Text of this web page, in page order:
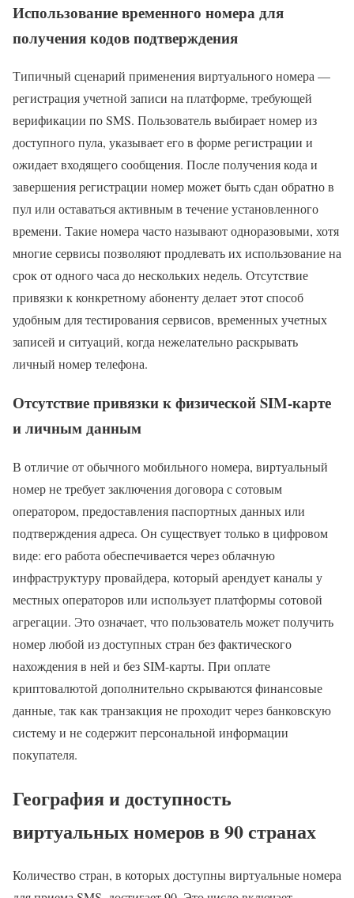
Использование временного номера для
получения кодов подтверждения
Типичный сценарий применения виртуального номера —
регистрация учетной записи на платформе, требующей
верификации по SMS. Пользователь выбирает номер из
доступного пула, указывает его в форме регистрации и
ожидает входящего сообщения. После получения кода и
завершения регистрации номер может быть сдан обратно в
пул или оставаться активным в течение установленного
времени. Такие номера часто называют одноразовыми, хотя
многие сервисы позволяют продлевать их использование на
срок от одного часа до нескольких недель. Отсутствие
привязки к конкретному абоненту делает этот способ
удобным для тестирования сервисов, временных учетных
записей и ситуаций, когда нежелательно раскрывать
личный номер телефона.
Отсутствие привязки к физической SIM-карте
и личным данным
В отличие от обычного мобильного номера, виртуальный
номер не требует заключения договора с сотовым
оператором, предоставления паспортных данных или
подтверждения адреса. Он существует только в цифровом
виде: его работа обеспечивается через облачную
инфраструктуру провайдера, который арендует каналы у
местных операторов или использует платформы сотовой
агрегации. Это означает, что пользователь может получить
номер любой из доступных стран без фактического
нахождения в ней и без SIM-карты. При оплате
криптовалютой дополнительно скрываются финансовые
данные, так как транзакция не проходит через банковскую
систему и не содержит персональной информации
покупателя.
География и доступность
виртуальных номеров в 90 странах
Количество стран, в которых доступны виртуальные номера